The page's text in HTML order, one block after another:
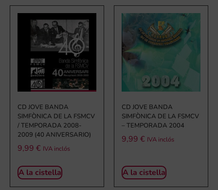
CD JOVE BANDA
SIMFÒNICA DE LA FSMCV
/ TEMPORADA 2008-
2009 (40 ANIVERSARIO)
9,99 € IVA inclós
A la cistella
CD JOVE BANDA
SIMFÒNICA DE LA FSMCV
– TEMPORADA 2004
9,99 € IVA inclós
A la cistella